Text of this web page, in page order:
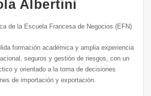
Albertini
de la Escuela Francesa de Negocios (EFN)
formación académica y amplia experiencia
seguros y gestión de riesgos, con un
y orientado a la toma de decisiones
de importación y exportación.